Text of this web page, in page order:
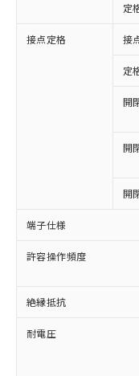
定
接点定格 接
定
開
開
開
端子仕様
許容操作頻度
絶縁抵抗
耐電圧
ご利用
以下の条件
ご利用くだ
本サー
商品の
(税抜)
当社制
本サー
ことを
在庫状
記載し
タに基
覧され
準価格
対応済み
非含有に対
す。
対応予定：
有に対応し
対応予定な
非含有に非
定はありま
調査・確認
非含有の対
非該当品：
害物質有無と
仕入先様の
いたものが、
むを得ず変
六価クロム
類(PBB)
「○」：最
基準値以下で
「×」：最
基準値を超え
「－」：未
*中国RoHS10物
Pb(鉛)
Cr(Ⅵ)(六価クロ
当社は
為替お
（以下
または
国政府
可)を